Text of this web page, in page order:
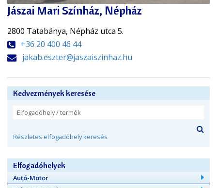
Jászai Mari Színház, Népház
2800 Tatabánya, Népház utca 5.
+36 20 400 46 44
jakab.eszter@jaszaiszinhaz.hu
Kedvezmények keresése
Részletes elfogadóhely keresés
Elfogadóhelyek
Autó-Motor